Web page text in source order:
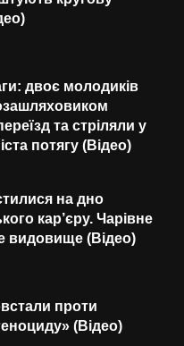
двоє молодиків
та стріляли у
потягу (Відео)
на дно
кар’єру. Чарівне
видовище (Відео)
проти
(Відео)